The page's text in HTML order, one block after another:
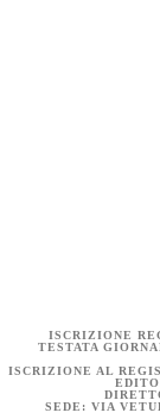
ISCRIZIONE
TESTATA
ISCRIZIONE AL
SEDE: VIA